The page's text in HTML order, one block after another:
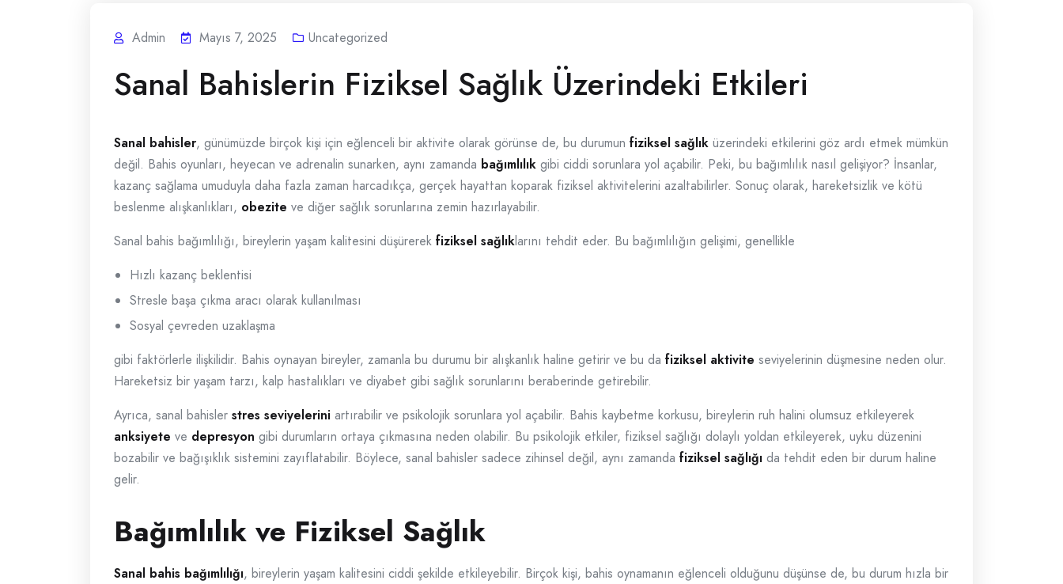
Admin Mayıs 7, 2025 Uncategorized
Sanal Bahislerin Fiziksel Sağlık Üzerindeki Etkileri
Sanal bahisler, günümüzde birçok kişi için eğlenceli bir aktivite olarak görünse de, bu durumun fiziksel sağlık üzerindeki etkilerini göz ardı etmek mümkün
değil. Bahis oyunları, heyecan ve adrenalin sunarken, aynı zamanda bağımlılık gibi ciddi sorunlara yol açabilir. Peki, bu bağımlılık nasıl gelişiyor? İnsanlar,
kazanç sağlama umuduyla daha fazla zaman harcadıkça, gerçek hayattan koparak fiziksel aktivitelerini azaltabilirler. Sonuç olarak, hareketsizlik ve kötü
beslenme alışkanlıkları, obezite ve diğer sağlık sorunlarına zemin hazırlayabilir.
Sanal bahis bağımlılığı, bireylerin yaşam kalitesini düşürerek fiziksel sağlıklarını tehdit eder. Bu bağımlılığın gelişimi, genellikle
Hızlı kazanç beklentisi
Stresle başa çıkma aracı olarak kullanılması
Sosyal çevreden uzaklaşma
gibi faktörlerle ilişkilidir. Bahis oynayan bireyler, zamanla bu durumu bir alışkanlık haline getirir ve bu da fiziksel aktivite seviyelerinin düşmesine neden olur.
Hareketsiz bir yaşam tarzı, kalp hastalıkları ve diyabet gibi sağlık sorunlarını beraberinde getirebilir.
Ayrıca, sanal bahisler stres seviyelerini artırabilir ve psikolojik sorunlara yol açabilir. Bahis kaybetme korkusu, bireylerin ruh halini olumsuz etkileyerek
anksiyete ve depresyon gibi durumların ortaya çıkmasına neden olabilir. Bu psikolojik etkiler, fiziksel sağlığı dolaylı yoldan etkileyerek, uyku düzenini
bozabilir ve bağışıklık sistemini zayıflatabilir. Böylece, sanal bahisler sadece zihinsel değil, aynı zamanda fiziksel sağlığı da tehdit eden bir durum haline
gelir.
Bağımlılık ve Fiziksel Sağlık
Sanal bahis bağımlılığı, bireylerin yaşam kalitesini ciddi şekilde etkileyebilir. Birçok kişi, bahis oynamanın eğlenceli olduğunu düşünse de, bu durum hızla bir